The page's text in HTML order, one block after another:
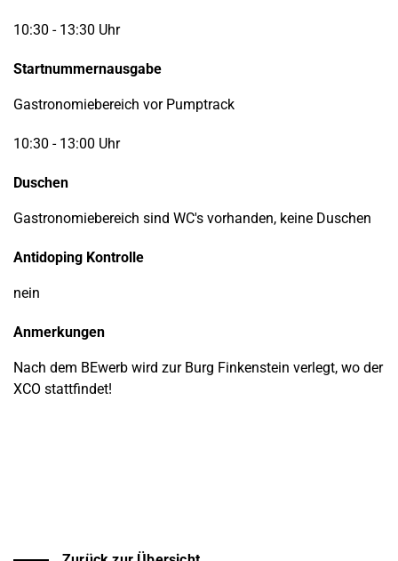
10:30 - 13:30 Uhr
Startnummernausgabe
Gastronomiebereich vor Pumptrack
10:30 - 13:00 Uhr
Duschen
Gastronomiebereich sind WC's vorhanden, keine Duschen
Antidoping Kontrolle
nein
Anmerkungen
Nach dem BEwerb wird zur Burg Finkenstein verlegt, wo der
XCO stattfindet!